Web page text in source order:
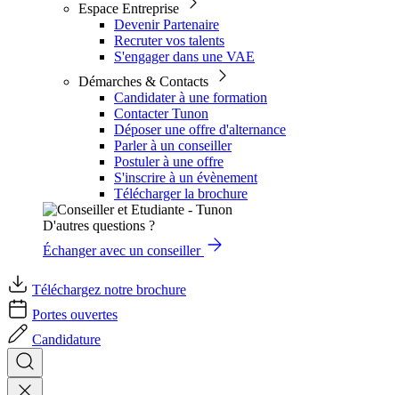
Espace Entreprise
Devenir Partenaire
Recruter vos talents
S'engager dans une VAE
Démarches & Contacts
Candidater à une formation
Contacter Tunon
Déposer une offre d'alternance
Parler à un conseiller
Postuler à une offre
S'inscrire à un évènement
Télécharger la brochure
D'autres questions ?
Échanger avec un conseiller
Téléchargez notre brochure
Portes ouvertes
Candidature